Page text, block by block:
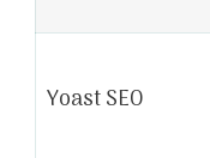
Yoast SEO